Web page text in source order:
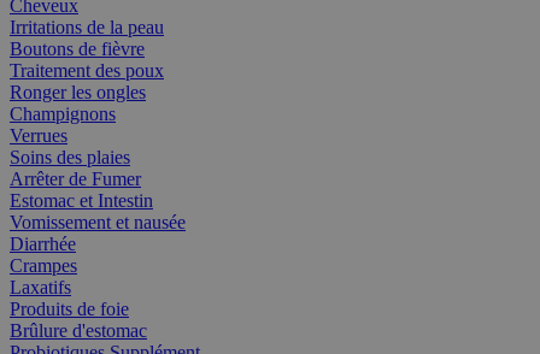
Cheveux
Irritations de la peau
Boutons de fièvre
Traitement des poux
Ronger les ongles
Champignons
Verrues
Soins des plaies
Arrêter de Fumer
Estomac et Intestin
Vomissement et nausée
Diarrhée
Crampes
Laxatifs
Produits de foie
Brûlure d'estomac